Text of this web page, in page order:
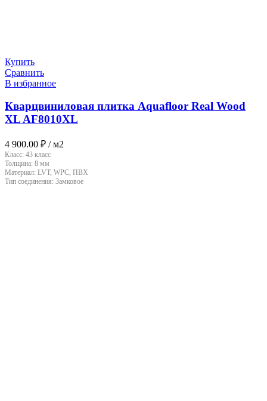
Купить
Сравнить
В избранное
Кварцвиниловая плитка Aquafloor Real Wood
XL AF8010XL
4 900.00 ₽ / м2
Класс: 43 класс
Толщина: 8 мм
Материал: LVT, WPC, ПВХ
Тип соединения: Замковое